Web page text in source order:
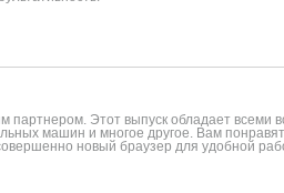
Этот выпуск обладает
машин и многое другое. Вам
новый браузер для удобной